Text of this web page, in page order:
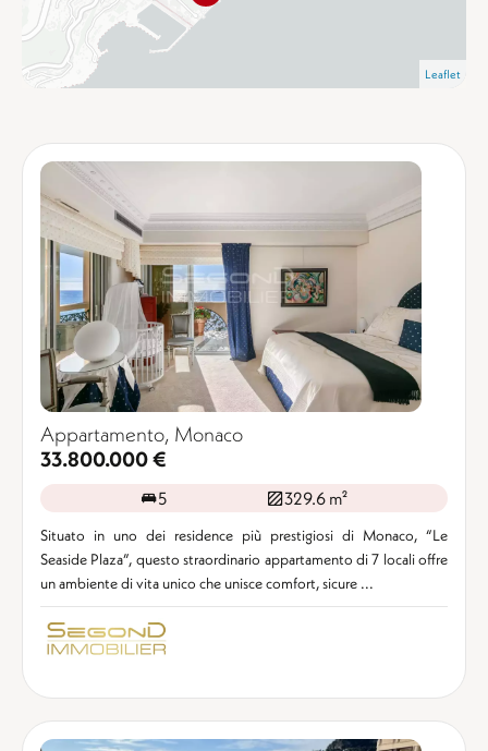
Leaflet
Appartamento, Monaco
33.800.000 €
5 329.6 m²
Situato in uno dei residence più prestigiosi di Monaco, “Le
Seaside Plaza”, questo straordinario appartamento di 7 locali offre
un ambiente di vita unico che unisce comfort, sicure ...